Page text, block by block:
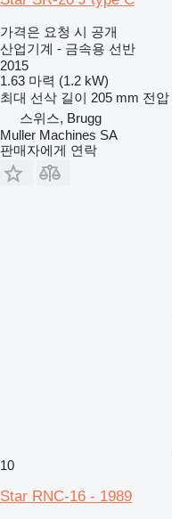
가격은 요청 시 공개
산업기계 - 금속용 선반
2015
1.63 마력 (1.2 kW)
최대 선삭 길이 205 mm 전압
스위스, Brugg
Muller Machines SA
판매자에게 연락
10
Star RNC-16 - 1989